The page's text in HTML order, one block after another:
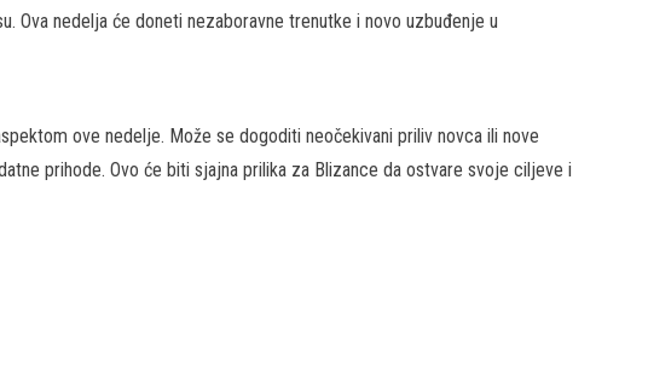
Ova nedelja će doneti nezaboravne trenutke i novo uzbuđenje u
ove nedelje. Može se dogoditi neočekivani priliv novca ili nove
prihode. Ovo će biti sjajna prilika za Blizance da ostvare svoje ciljeve i